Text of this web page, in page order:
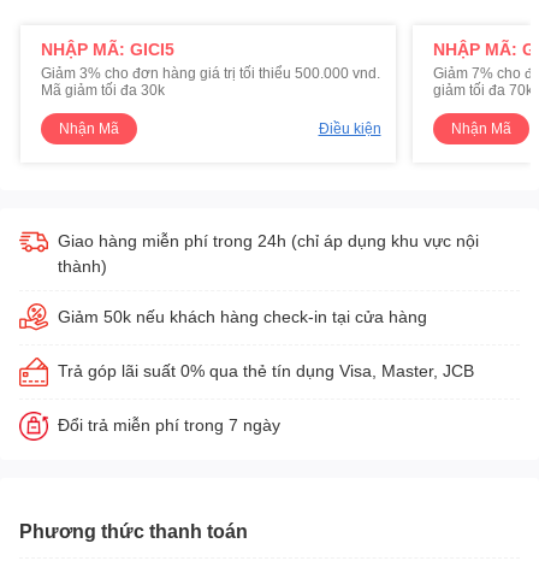
NHẬP MÃ: GICI5
Giảm 3% cho đơn hàng giá trị tối thiểu 500.000 vnd.
Mã giảm tối đa 30k
Nhận Mã Điều kiện
NHẬP MÃ:
Giảm 7% cho
giảm tối đa 70k
Nhận Mã
Giao hàng miễn phí trong 24h (chỉ áp dụng khu vực nội
thành)
Giảm 50k nếu khách hàng check-in tại cửa hàng
Trả góp lãi suất 0% qua thẻ tín dụng Visa, Master, JCB
Đổi trả miễn phí trong 7 ngày
Phương thức thanh toán